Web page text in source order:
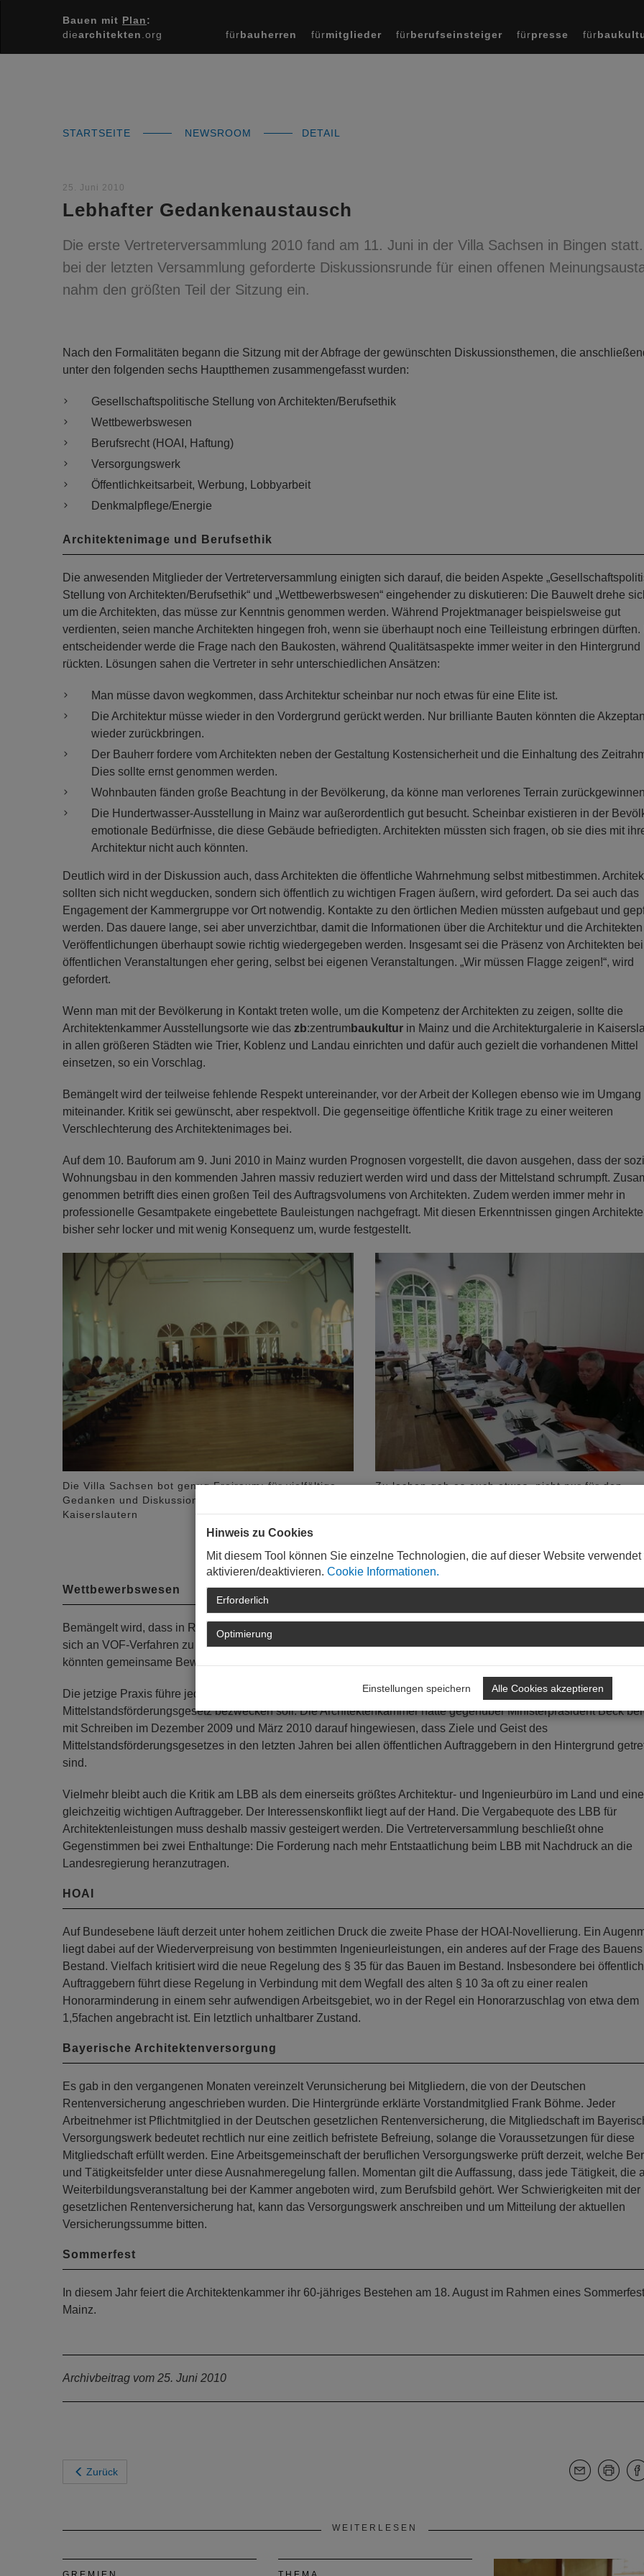
Bauen mit Plan:
diearchitekten .org fürbauherren fürmitglieder fürberufseinsteiger fürpresse für
STARTSEITE NEWSROOM DETAIL
25. Juni 2010
Lebhafter Gedankenaustausch
Die erste Vertreterversammlung 2010 fand am 11. Juni in der Villa Sachsen in Bingen
bei der letzten Versammlung geforderte Diskussionsrunde für einen offenen
nahm den größten Teil der Sitzung ein.
Nach den Formalitäten begann die Sitzung mit der Abfrage der gewünschten Diskussionsthemen, die
unter den folgenden sechs Hauptthemen zusammengefasst wurden:
Gesellschaftspolitische Stellung von Architekten/Berufsethik
Wettbewerbswesen
Berufsrecht (HOAI, Haftung)
Versorgungswerk
Öffentlichkeitsarbeit, Werbung, Lobbyarbeit
Denkmalpflege/Energie
Architektenimage und Berufsethik
Die anwesenden Mitglieder der Vertreterversammlung einigten sich darauf, die beiden Aspekte
Stellung von Architekten/Berufsethik“ und „Wettbewerbswesen“ eingehender zu diskutieren: Die Bauwelt drehe
um die Architekten, das müsse zur Kenntnis genommen werden. Während Projektmanager beispielsweise gut
verdienten, seien manche Architekten hingegen froh, wenn sie überhaupt noch eine Teilleistung erbringen dürften.
entscheidender werde die Frage nach den Baukosten, während Qualitätsaspekte immer weiter in den Hintergrund
rückten. Lösungen sahen die Vertreter in sehr unterschiedlichen Ansätzen:
Man müsse davon wegkommen, dass Architektur scheinbar nur noch etwas für eine Elite ist.
Die Architektur müsse wieder in den Vordergrund gerückt werden. Nur brilliante Bauten könnten die
wieder zurückbringen.
Der Bauherr fordere vom Architekten neben der Gestaltung Kostensicherheit und die Einhaltung des
Dies sollte ernst genommen werden.
Wohnbauten fänden große Beachtung in der Bevölkerung, da könne man verlorenes Terrain
Die Hundertwasser-Ausstellung in Mainz war außerordentlich gut besucht. Scheinbar existieren in der
emotionale Bedürfnisse, die diese Gebäude befriedigten. Architekten müssten sich fragen, ob sie dies mit
Architektur nicht auch könnten.
Deutlich wird in der Diskussion auch, dass Architekten die öffentliche Wahrnehmung selbst mitbestimmen.
sollten sich nicht wegducken, sondern sich öffentlich zu wichtigen Fragen äußern, wird gefordert. Da sei auch das
Engagement der Kammergruppe vor Ort notwendig. Kontakte zu den örtlichen Medien müssten aufgebaut und
werden. Das dauere lange, sei aber unverzichtbar, damit die Informationen über die Architektur und die
Veröffentlichungen überhaupt sowie richtig wiedergegeben werden. Insgesamt sei die Präsenz von Architekten bei
öffentlichen Veranstaltungen eher gering, selbst bei eigenen Veranstaltungen. „Wir müssen Flagge zeigen!“, wird
gefordert.
Wenn man mit der Bevölkerung in Kontakt treten wolle, um die Kompetenz der Architekten zu zeigen, sollte die
Architektenkammer Ausstellungsorte wie das zb:zentrumbaukultur in Mainz und die Architekturgalerie in
in allen größeren Städten wie Trier, Koblenz und Landau einrichten und dafür auch gezielt die vorhandenen Mittel
einsetzen, so ein Vorschlag.
Bemängelt wird der teilweise fehlende Respekt untereinander, vor der Arbeit der Kollegen ebenso wie im Umgang
miteinander. Kritik sei gewünscht, aber respektvoll. Die gegenseitige öffentliche Kritik trage zu einer weiteren
Verschlechterung des Architektenimages bei.
Auf dem 10. Bauforum am 9. Juni 2010 in Mainz wurden Prognosen vorgestellt, die davon ausgehen, dass der
Wohnungsbau in den kommenden Jahren massiv reduziert werden wird und dass der Mittelstand schrumpft.
genommen betrifft dies einen großen Teil des Auftragsvolumens von Architekten. Zudem werden immer mehr in
professionelle Gesamtpakete eingebettete Bauleistungen nachgefragt. Mit diesen Erkenntnissen gingen
bisher sehr locker und mit wenig Konsequenz um, wurde festgestellt.
Die Villa Sachsen bot genug Freiraum: für vielfältige
Gedanken und Diskussionen. Foto: Gerold Reker,
Kaiserslautern
Zu lachen gab es auch etwas, nicht nur für den
Wettbewerbswesen
Bemängelt wird, dass in Rheinland-Pfalz, mit seiner kleinteiligen Büro-Struktur, Architekten kaum noch Chancen
sich an VOF-Verfahren zu beteiligen, da die Zugangsvoraussetzungen zunehmend höher gesetzt werden. Ein
könnten gemeinsame Bewerbungen von mehreren Büros sein.
Die jetzige Praxis führe jedoch zu einer Marktkonzentration. Dies sei das Gegenteil von dem, was das
Mittelstandsförderungsgesetz bezwecken soll. Die Architektenkammer hatte gegenüber Ministerpräsident Beck
mit Schreiben im Dezember 2009 und März 2010 darauf hingewiesen, dass Ziele und Geist des
Mittelstandsförderungsgesetzes in den letzten Jahren bei allen öffentlichen Auftraggebern in den Hintergrund
sind.
Vielmehr bleibt auch die Kritik am LBB als dem einerseits größtes Architektur- und Ingenieurbüro im Land und
gleichzeitig wichtigen Auftraggeber. Der Interessenskonflikt liegt auf der Hand. Die Vergabequote des LBB für
Architektenleistungen muss deshalb massiv gesteigert werden. Die Vertreterversammlung beschließt ohne
Gegenstimmen bei zwei Enthaltunge: Die Forderung nach mehr Entstaatlichung beim LBB mit Nachdruck an die
Landesregierung heranzutragen.
HOAI
Auf Bundesebene läuft derzeit unter hohem zeitlichen Druck die zweite Phase der HOAI-Novellierung. Ein
liegt dabei auf der Wiederverpreisung von bestimmten Ingenieurleistungen, ein anderes auf der Frage des
Bestand. Vielfach kritisiert wird die neue Regelung des § 35 für das Bauen im Bestand. Insbesondere bei
Auftraggebern führt diese Regelung in Verbindung mit dem Wegfall des alten § 10 3a oft zu einer realen
Honorarminderung in einem sehr aufwendigen Arbeitsgebiet, wo in der Regel ein Honorarzuschlag von etwa dem
1,5fachen angebracht ist. Ein letztlich unhaltbarer Zustand.
Bayerische Architektenversorgung
Es gab in den vergangenen Monaten vereinzelt Verunsicherung bei Mitgliedern, die von der Deutschen
Rentenversicherung angeschrieben wurden. Die Hintergründe erklärte Vorstandmitglied Frank Böhme. Jeder
Arbeitnehmer ist Pflichtmitglied in der Deutschen gesetzlichen Rentenversicherung, die Mitgliedschaft im
Versorgungswerk bedeutet rechtlich nur eine zeitlich befristete Befreiung, solange die Voraussetzungen für diese
Mitgliedschaft erfüllt werden. Eine Arbeitsgemeinschaft der beruflichen Versorgungswerke prüft derzeit, welche
und Tätigkeitsfelder unter diese Ausnahmeregelung fallen. Momentan gilt die Auffassung, dass jede Tätigkeit, die
Weiterbildungsveranstaltung bei der Kammer angeboten wird, zum Berufsbild gehört. Wer Schwierigkeiten mit der
gesetzlichen Rentenversicherung hat, kann das Versorgungswerk anschreiben und um Mitteilung der aktuellen
Versicherungssumme bitten.
Sommerfest
In diesem Jahr feiert die Architektenkammer ihr 60-jähriges Bestehen am 18. August im Rahmen eines
Mainz.
Archivbeitrag vom 25. Juni 2010
Zurück
WEITERLESEN
Hinweis zu Cookies
Mit diesem Tool können Sie einzelne Technologien, die auf dieser Website verwendet
aktivieren/deaktivieren. Cookie Informationen.
Erforderlich
Optimierung
Einstellungen speichern Alle Cookies akzeptieren